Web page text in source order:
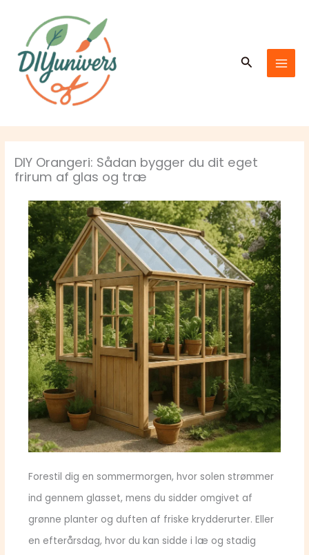
indholdet
Søg
DIY Orangeri: Sådan bygger du dit eget
frirum af glas og træ
Forestil dig en sommermorgen, hvor solen strømmer
ind gennem glasset, mens du sidder omgivet af
grønne planter og duften af friske krydderurter. Eller
en efterårsdag, hvor du kan sidde i læ og stadig